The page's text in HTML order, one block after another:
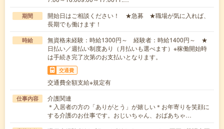
期間
開始日はご相談ください！ ★急募 ★職場が気に入れば、
長期でも働けます！
時給
無資格未経験：時給1300円～ 経験者：時給1400円～ ★
日払い／週払い制度あり（月払いも選べます）※稼働開始時
は手続き完了次第のお支払いとなります。
交通費
交通費全額支給※規定有
仕事内容
介護関連
＊入居者の方の「ありがとう」が嬉しい＊お年寄りを笑顔に
する介護のお仕事です。おじいちゃん、おばあちゃ…